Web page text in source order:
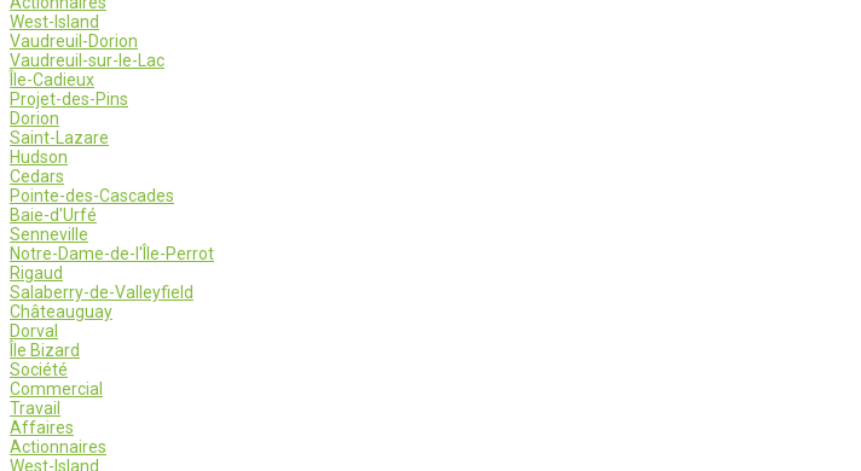
West-Island
Vaudreuil-Dorion
Vaudreuil-sur-le-Lac
Île-Cadieux
Projet-des-Pins
Dorion
Saint-Lazare
Hudson
Cedars
Pointe-des-Cascades
Baie-d'Urfé
Senneville
Notre-Dame-de-l'Île-Perrot
Rigaud
Salaberry-de-Valleyfield
Châteauguay
Dorval
Île Bizard
Société
Commercial
Travail
Affaires
Actionnaires
West-Island